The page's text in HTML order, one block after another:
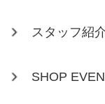
スタッフ紹
SHOP